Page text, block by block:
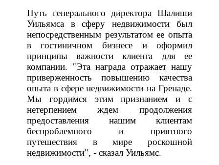
Путь генерального директора Шалиши
Уильямса в сферу недвижимости был
непосредственным результатом ее опыта
в гостиничном бизнесе и оформил
принципы важности клиента для ее
компании. "Эта награда отражает нашу
приверженность повышению качества
опыта в сфере недвижимости на Гренаде.
Мы гордимся этим признанием и с
нетерпением ждем продолжения
предоставления нашим клиентам
беспроблемного и приятного
путешествия в мире роскошной
недвижимости", - сказал Уильямс.